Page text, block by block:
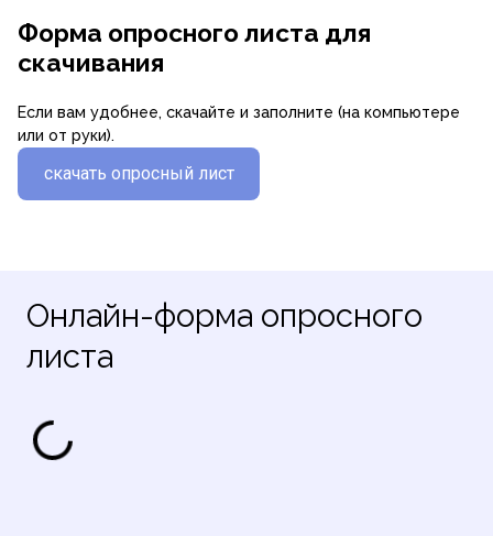
Форма опросного листа для
скачивания
Если вам удобнее, скачайте и заполните (на компьютере
или от руки).
скачать опросный лист
Онлайн-форма опросного
листа